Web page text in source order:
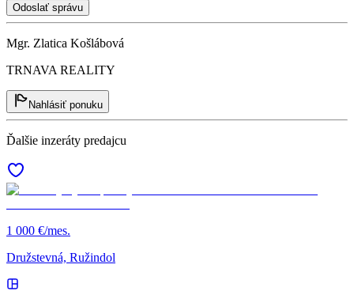
Odoslať správu
Mgr. Zlatica Košlábová
TRNAVA REALITY
Nahlásiť ponuku
Ďalšie inzeráty predajcu
1 000 €/mes.
Družstevná, Ružindol